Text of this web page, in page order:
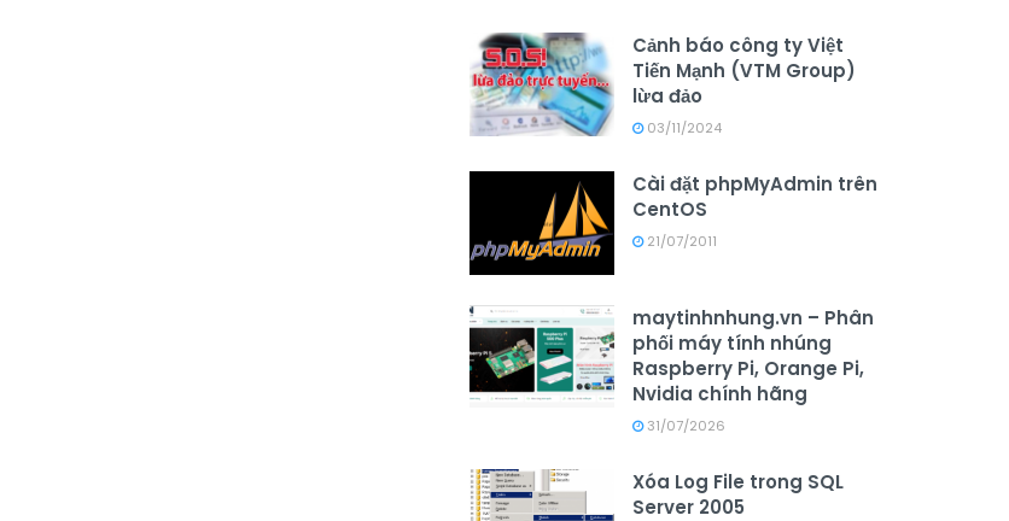
Cảnh báo công ty Việt
Tiến Mạnh (VTM Group)
lừa đảo
03/11/2024
Cài đặt phpMyAdmin trên
CentOS
21/07/2011
maytinhnhung.vn – Phân
phối máy tính nhúng
Raspberry Pi, Orange Pi,
Nvidia chính hãng
31/07/2026
Xóa Log File trong SQL
Server 2005